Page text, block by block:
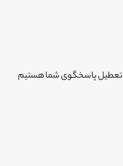
تعطیل پاسخگوی شما هستیم